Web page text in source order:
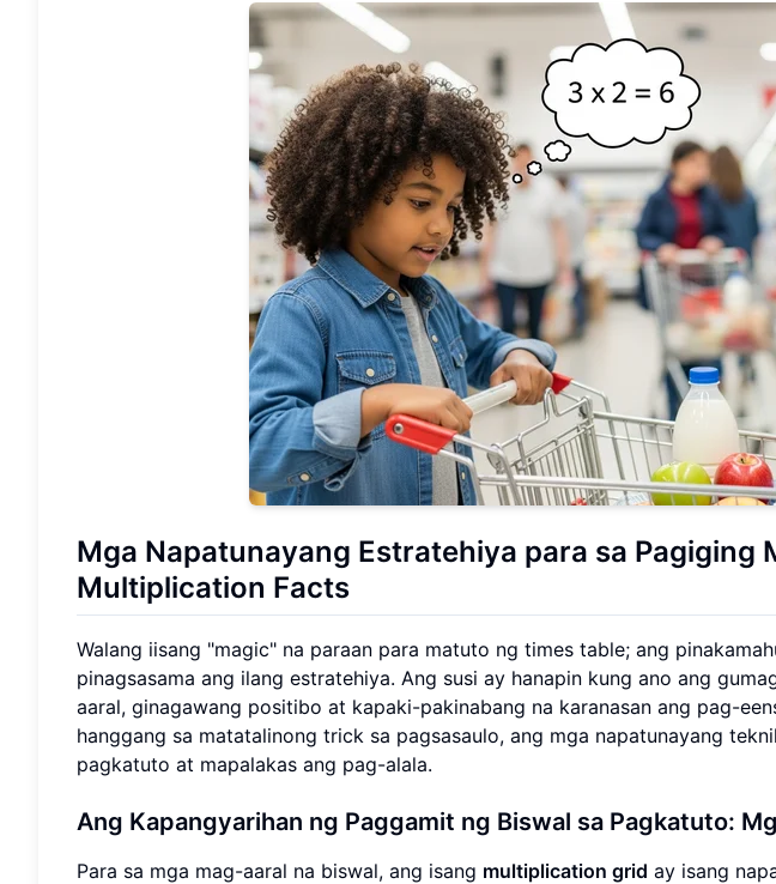
Mga Napatunayang Estratehiya para sa Pagiging
Multiplication Facts
Walang iisang "magic" na paraan para matuto ng times table; ang
pinagsasama ang ilang estratehiya. Ang susi ay hanapin kung ano ang
aaral, ginagawang positibo at kapaki-pakinabang na karanasan ang pag-
hanggang sa matatalinong trick sa pagsasaulo, ang mga napatunayang
pagkatuto at mapalakas ang pag-alala.
Ang Kapangyarihan ng Paggamit ng Biswal sa Pagkatuto:
Para sa mga mag-aaral na biswal, ang isang multiplication grid ay isang